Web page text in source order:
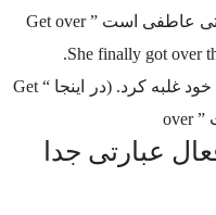
غلبه کرد. (در اینجا “ Get
عبارتی جدا